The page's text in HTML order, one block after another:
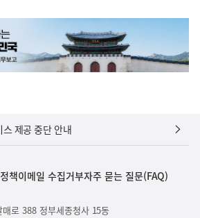
제공 중단 안내
책이메일 수집거부자주 묻는 질문(FAQ)
로 388 정부세종청사 15동